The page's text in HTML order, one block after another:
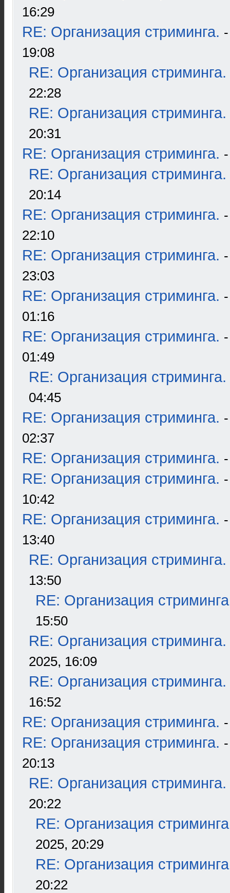
16:29
RE: Организация стриминга.
19:08
RE: Организация стриминга.
22:28
RE: Организация стриминга.
20:31
RE: Организация стриминга.
RE: Организация стриминга.
20:14
RE: Организация стриминга.
22:10
RE: Организация стриминга.
23:03
RE: Организация стриминга.
01:16
RE: Организация стриминга.
01:49
RE: Организация стриминга.
04:45
RE: Организация стриминга.
02:37
RE: Организация стриминга.
RE: Организация стриминга.
10:42
RE: Организация стриминга.
13:40
RE: Организация стриминга.
13:50
RE: Организация
15:50
RE: Организация стриминга.
2025, 16:09
RE: Организация стриминга.
16:52
RE: Организация стриминга.
RE: Организация стриминга.
20:13
RE: Организация стриминга.
20:22
RE: Организация
2025, 20:29
RE: Организация
20:22